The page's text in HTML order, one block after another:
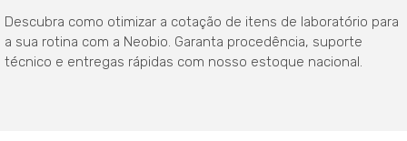
Descubra como otimizar a cotação de itens de laboratório para
a sua rotina com a Neobio. Garanta procedência, suporte
técnico e entregas rápidas com nosso estoque nacional.